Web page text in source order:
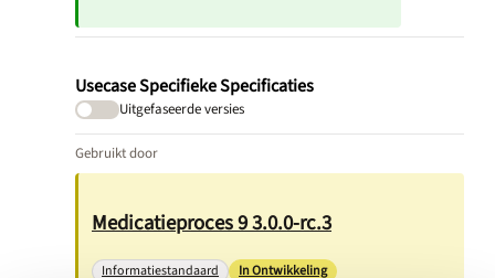
Usecase Specifieke Specificaties
Uitgefaseerde versies
Gebruikt door
Medicatieproces 9 3.0.0-rc.3
Informatiestandaard In Ontwikkeling